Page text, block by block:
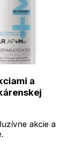
a
akcie a